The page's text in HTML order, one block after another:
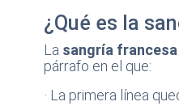
¿Qué es la
La sangría francesa
párrafo en el que:
· La primera línea